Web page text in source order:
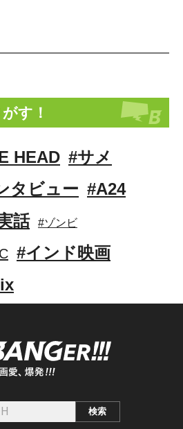
す！
HEAD #サメ
タビュー #A24
話 #ゾンビ
#インド映画